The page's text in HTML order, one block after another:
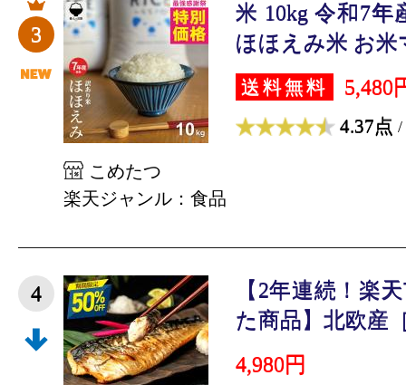
3
米 10kg 令和7
ほほえみ米 お米
送料無料 5,480
4.37点 /
こめたつ
楽天ジャンル：食品
4
【2年連続！楽
た商品】北欧産
4,980円